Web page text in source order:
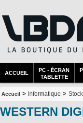
ACCUEIL
PC - ÉCRAN
TABLETTE
Accueil > Informatique >
WESTERN